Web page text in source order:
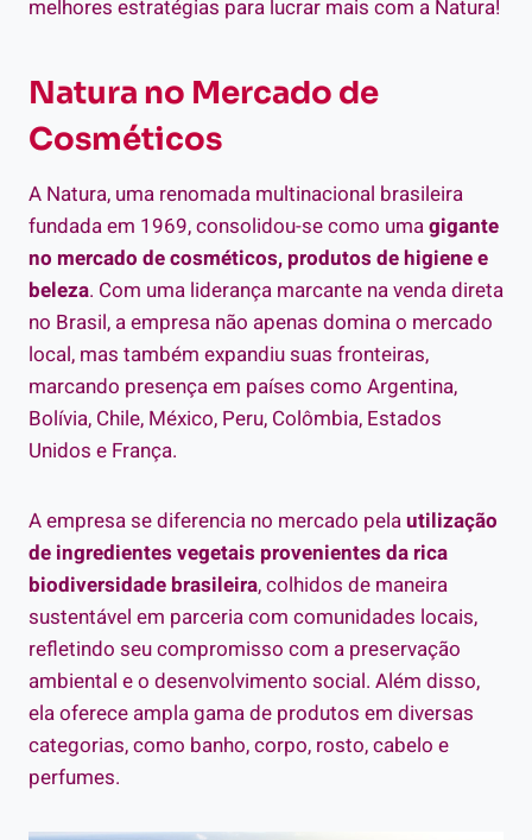
melhores estratégias para lucrar mais com a Natura!
Natura no Mercado de
Cosméticos
A Natura, uma renomada multinacional brasileira
fundada em 1969, consolidou-se como umagigante
no mercado de cosméticos, produtos de higiene e
beleza. Com uma liderança marcante na venda direta
no Brasil, a empresa não apenas domina o mercado
local, mas também expandiu suas fronteiras,
marcando presença em países como Argentina,
Bolívia, Chile, México, Peru, Colômbia, Estados
Unidos e França.
A empresa se diferencia no mercado pelautilização
de ingredientes vegetais provenientes da rica
biodiversidade brasileira, colhidos de maneira
sustentável em parceria com comunidades locais,
refletindo seu compromisso com a preservação
ambiental e o desenvolvimento social. Além disso,
ela oferece ampla gama de produtos em diversas
categorias, como banho, corpo, rosto, cabelo e
perfumes.